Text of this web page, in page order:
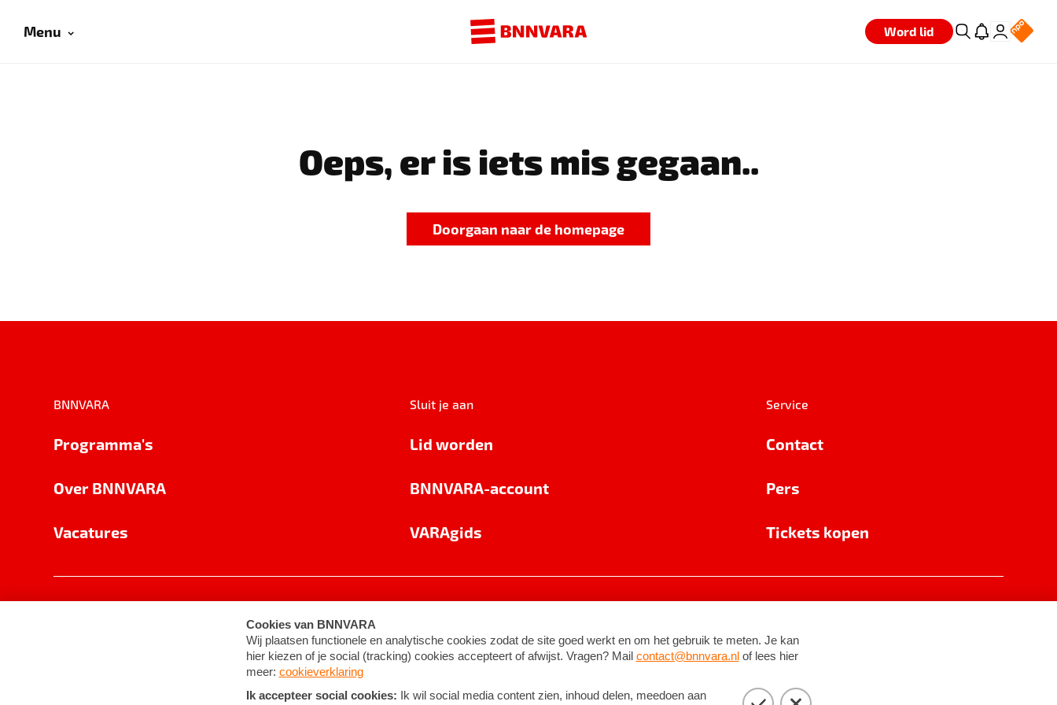
Menu Word lid
Oeps, er is iets mis gegaan..
Doorgaan naar de homepage
BNNVARA
Programma's
Over BNNVARA
Vacatures
Sluit je aan
Lid worden
BNNVARA-account
VARAgids
Service
Contact
Pers
Tickets kopen
Cookie-instellingen Algemene voorwaarden ©2026BNNVARA